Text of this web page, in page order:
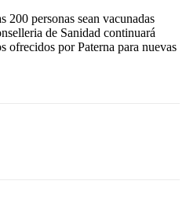
200 personas sean vacunadas
de Sanidad continuará
ofrecidos por Paterna para nuevas